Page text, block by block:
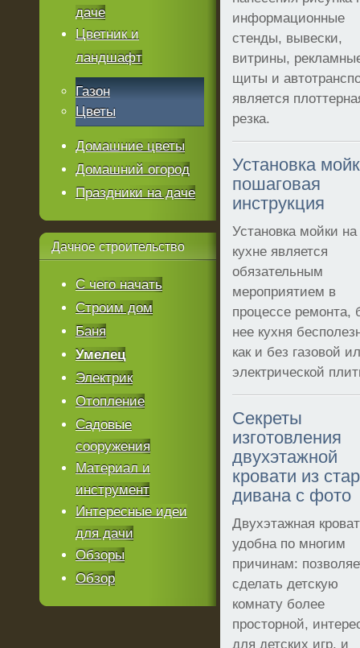
информационные
стенды, вывески,
витрины,
щиты и
является
резка.
Установка
пошаговая
инструкция
Установка мойки на
кухне является
обязательным
мероприятием в
процессе ремонта,
нее кухня
как и без газовой
электрической
Секреты
изготовления
двухэтажной
кровати из
дивана с фото
Двухэтажная
удобна по многим
причинам:
сделать детскую
комнату более
просторной,
для детских игр, и
даче
Цветник и
ландшафт
Газон
Цветы
Домашние цветы
Домашний огород
Праздники на даче
Дачное строительство
С чего начать
Строим дом
Баня
Умелец
Электрик
Отопление
Садовые
сооружения
Материал и
инструмент
Интересные идеи
для дачи
Обзоры
Обзор